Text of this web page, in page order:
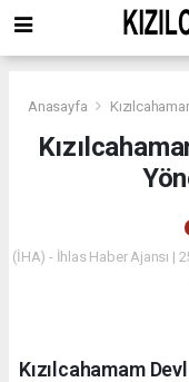
Anasayfa
(İHA) - İhlas Haber Ajansı |
Kızılcahamam